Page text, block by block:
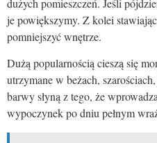
dużych pomieszczeń. Jeśli
je powiększymy. Z kolei
pomniejszyć wnętrze.
Dużą popularnością cieszą się
utrzymane w beżach,
barwy słyną z tego, że
wypoczynek po dniu pełnym